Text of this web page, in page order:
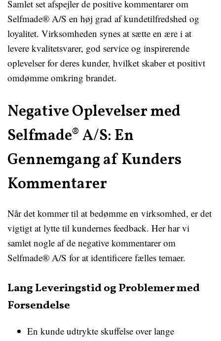
Samlet set afspejler de positive kommentarer om
Selfmade® A/S en høj grad af kundetilfredshed og
loyalitet. Virksomheden synes at sætte en ære i at
levere kvalitetsvarer, god service og inspirerende
oplevelser for deres kunder, hvilket skaber et positivt
omdømme omkring brandet.
Negative Oplevelser med
Selfmade® A/S: En
Gennemgang af Kunders
Kommentarer
Når det kommer til at bedømme en virksomhed, er det
vigtigt at lytte til kundernes feedback. Her har vi
samlet nogle af de negative kommentarer om
Selfmade® A/S for at identificere fælles temaer.
Lang Leveringstid og Problemer med
Forsendelse
En kunde udtrykte skuffelse over lange